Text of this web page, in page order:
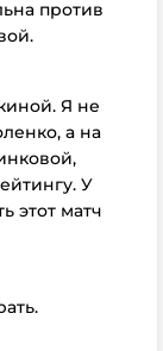
против
Я не
а на
У
этот матч